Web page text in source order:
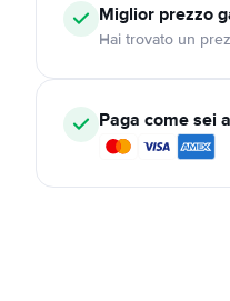
Miglior prezzo
Hai trovato un
Paga come sei